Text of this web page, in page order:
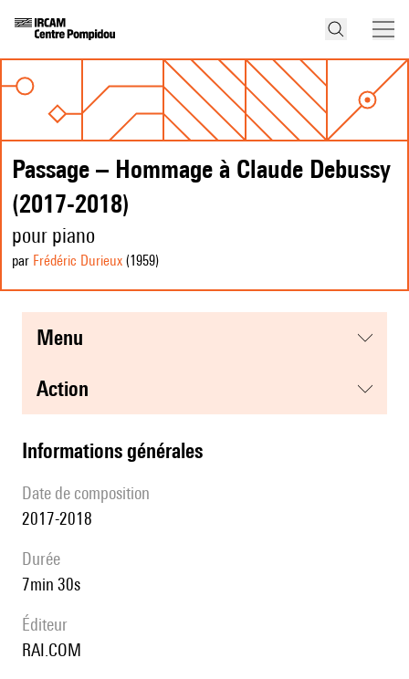
Passage – Hommage à Claude Debussy
(2017-2018)
pour piano
par Frédéric Durieux (1959)
menu
action
informations générales
date de composition
2017-2018
durée
7min 30s
éditeur
RAI.COM